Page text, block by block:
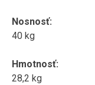
Nosnosť:
40 kg
Hmotnosť:
28,2 kg